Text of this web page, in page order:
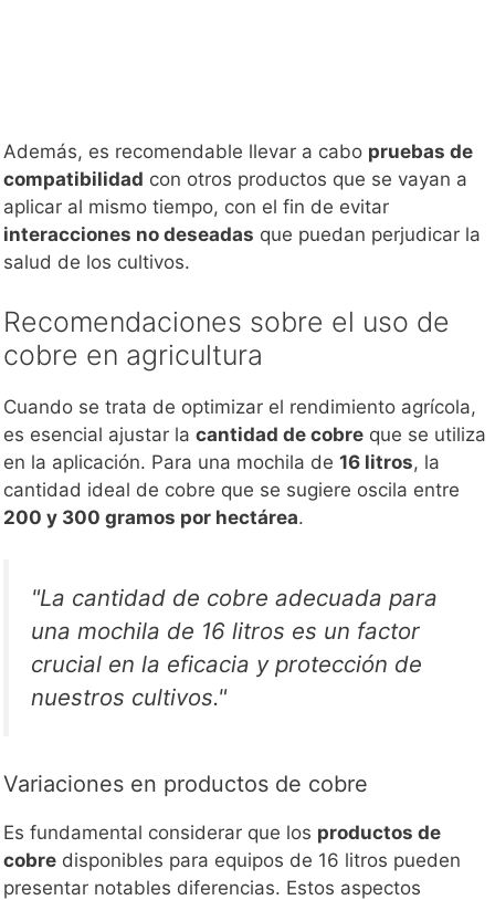
Además, es recomendable llevar a cabo pruebas de
compatibilidad con otros productos que se vayan a
aplicar al mismo tiempo, con el fin de evitar
interacciones no deseadas que puedan perjudicar la
salud de los cultivos.
Recomendaciones sobre el uso de
cobre en agricultura
Cuando se trata de optimizar el rendimiento agrícola,
es esencial ajustar la cantidad de cobre que se utiliza
en la aplicación. Para una mochila de 16 litros, la
cantidad ideal de cobre que se sugiere oscila entre
200 y 300 gramos por hectárea.
"La cantidad de cobre adecuada para
una mochila de 16 litros es un factor
crucial en la eficacia y protección de
nuestros cultivos."
Variaciones en productos de cobre
Es fundamental considerar que los productos de
cobre disponibles para equipos de 16 litros pueden
presentar notables diferencias. Estos aspectos